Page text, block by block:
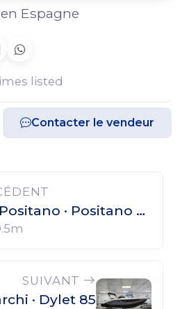
Espagne
listed
Contacter le vendeur
Gozzo Positano · Positano 32 Open
SUIVANT
· Dylet 85